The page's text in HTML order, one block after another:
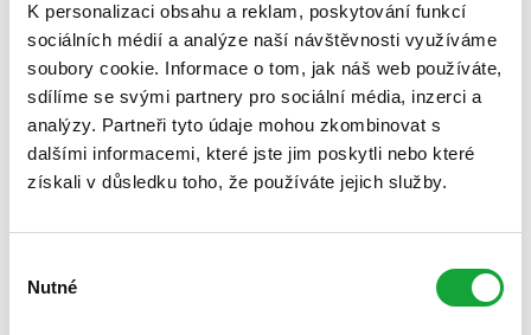
K personalizaci obsahu a reklam, poskytování funkcí
sociálních médií a analýze naší návštěvnosti využíváme
soubory cookie. Informace o tom, jak náš web používáte,
sdílíme se svými partnery pro sociální média, inzerci a
analýzy. Partneři tyto údaje mohou zkombinovat s
dalšími informacemi, které jste jim poskytli nebo které
získali v důsledku toho, že používáte jejich služby.
souhlasu
Nutné